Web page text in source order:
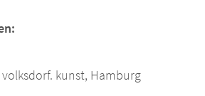
kunst, Hamburg